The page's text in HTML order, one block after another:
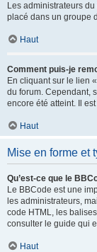
Les administrateurs
placé dans un groupe
Haut
Comment puis-je
En cliquant sur le lien
du forum. Cependant,
encore été atteint. Il
Haut
Mise en forme et
Qu’est-ce que le
Le BBCode est une
les administrateurs,
code HTML, les
consulter le guide qui
Haut